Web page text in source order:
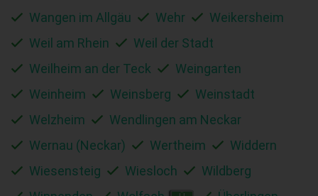
Wangen im Allgäu
Wehr
Weikersheim
Weil am Rhein
Weil der Stadt
Weilheim an der Teck
Weingarten
Weinheim
Weinsberg
Weinstadt
Welzheim
Wendlingen am Neckar
Wernau (Neckar)
Wertheim
Widdern
Wiesensteig
Wiesloch
Wildberg